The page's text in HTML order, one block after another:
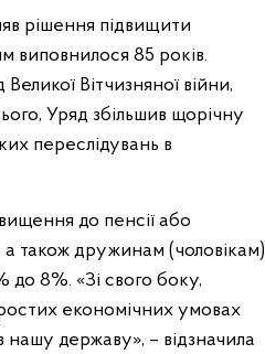
рішення підвищити
виповнилося 85 років.
Вітчизняної війни,
Уряд збільшив щорічну
переслідувань в
до пенсії або
а також дружинам (чоловікам)
до 8%. «Зі свого боку,
економічних умовах
нашу державу», – відзначила